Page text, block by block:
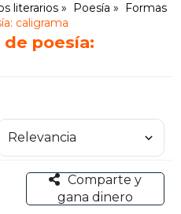
literarios
Poesía
Formas
caligrama
poesía:
Comparte y
gana dinero